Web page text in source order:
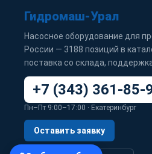
Гидромаш-Урал
Насосное оборудование для
России — 3188 позиций в
поставка со склада,
+7 (343) 361-85-
Пн–Пт 9:00–17:00 · Екатеринбург
Оставить заявку